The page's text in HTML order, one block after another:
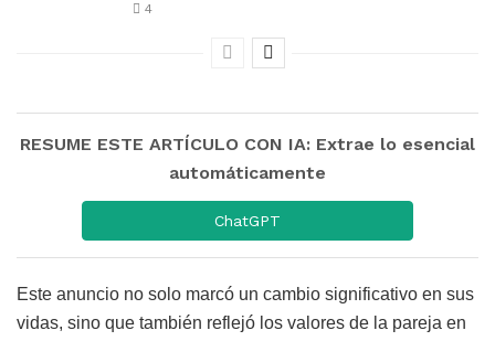
4
RESUME ESTE ARTÍCULO CON IA: Extrae lo esencial
automáticamente
ChatGPT
Este anuncio no solo marcó un cambio significativo en sus
vidas, sino que también reflejó los valores de la pareja en